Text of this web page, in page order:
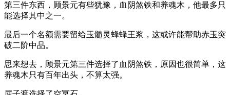
第三件东西，顾景元有些犹豫，血阴煞铁和养魂木，他最多只
能选择其中之一。
最后一个名额需要留给玉髓灵蜂蜂王浆，这或许能帮助赤玉突
破二阶中品。
思来想去，顾景元第三件选择了血阴煞铁，原因也很简单，这
养魂木只有百年出头，不算太强。